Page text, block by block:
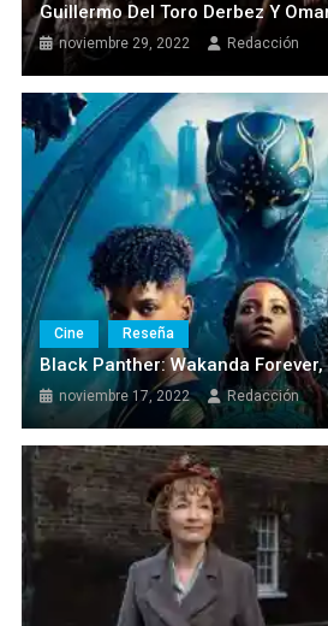
Guillermo Del Toro Derbez Y
noviembre 29, 2022 Redacción
Cine Reseña
Black Panther: Wakanda
noviembre 17, 2022 Redacción